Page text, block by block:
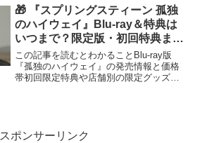
孤独のハイウェイ』（原題：Springsteen:
🎁 『スプリングスティーン 孤独
のハイウェイ』Blu-ray＆特典は
いつまで？限定版・初回特典まと
め
この記事を読むとわかることBlu-ray版
『孤独のハイウェイ』の発売情報と価格
帯初回限定特典や店舗別の限定グッズ内
スポンサーリンク